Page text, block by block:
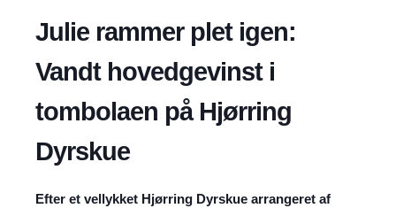
Julie rammer plet igen:
Vandt hovedgevinst i
tombolaen på Hjørring
Dyrskue
Efter et vellykket Hjørring Dyrskue arrangeret af